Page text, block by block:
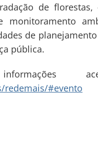
de
monitoramento
de
pública.
redemais/#evento